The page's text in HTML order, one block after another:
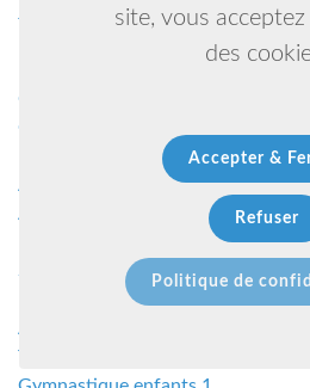
site, vous
des
Accepter &
Refuser
Politique de
Judo - ju jitsu 1
Georges 1
Grandidier 1
Kick boxing, muaythai, mma 1
Arts martiaux 1
Aucun 1
Sport, art, culture, sociale,
patrimoine, caribÉen? 1
Arc 1
Tai chi 1